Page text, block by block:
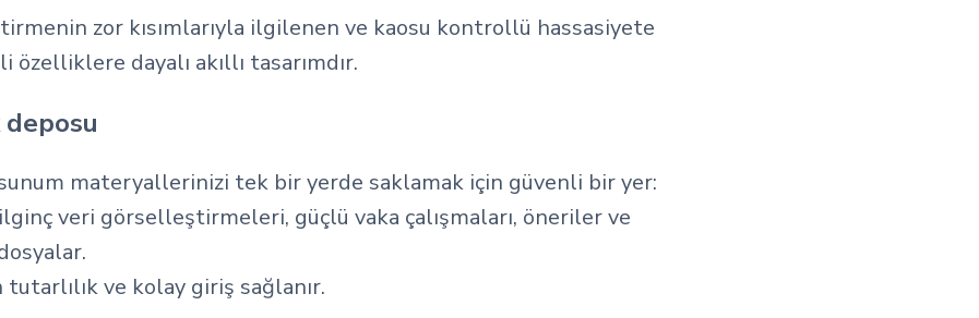
zor kısımlarıyla ilgilenen ve kaosu kontrollü hassasiyete
dayalı akıllı tasarımdır.
materyallerinizi tek bir yerde saklamak için güvenli bir yer:
veri görselleştirmeleri, güçlü vaka çalışmaları, öneriler ve
ve kolay giriş sağlanır.